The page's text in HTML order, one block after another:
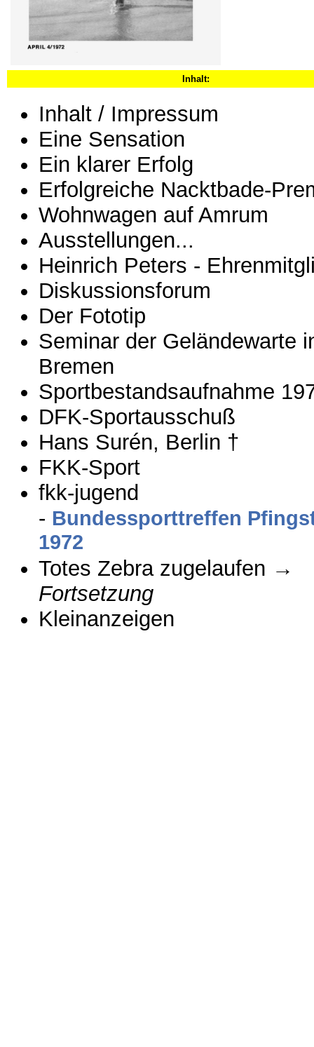
Inhalt:
Inhalt / Impressum
Eine Sensation
Ein klarer Erfolg
Erfolgreiche Nacktbade-
Wohnwagen auf Amrum
Ausstellungen...
Heinrich Peters -
Diskussionsforum
Der Fototip
Seminar der Geländewarte
Bremen
Sportbestandsaufnahme
DFK-Sportausschuß
Hans Surén, Berlin †
FKK-Sport
fkk-jugend
- Bundessporttreffen
1972
Totes Zebra zugelaufen →
Fortsetzung
Kleinanzeigen